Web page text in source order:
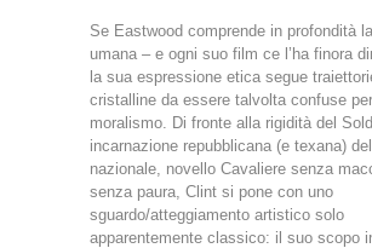
Se Eastwood comprende in profondità
umana – e ogni suo film ce l’ha finora
la sua espressione etica segue
cristalline da essere talvolta confuse per
moralismo. Di fronte alla rigidità del
incarnazione repubblicana (e texana)
nazionale, novello Cavaliere senza
senza paura, Clint si pone con uno
sguardo/atteggiamento artistico solo
apparentemente classico: il suo scopo